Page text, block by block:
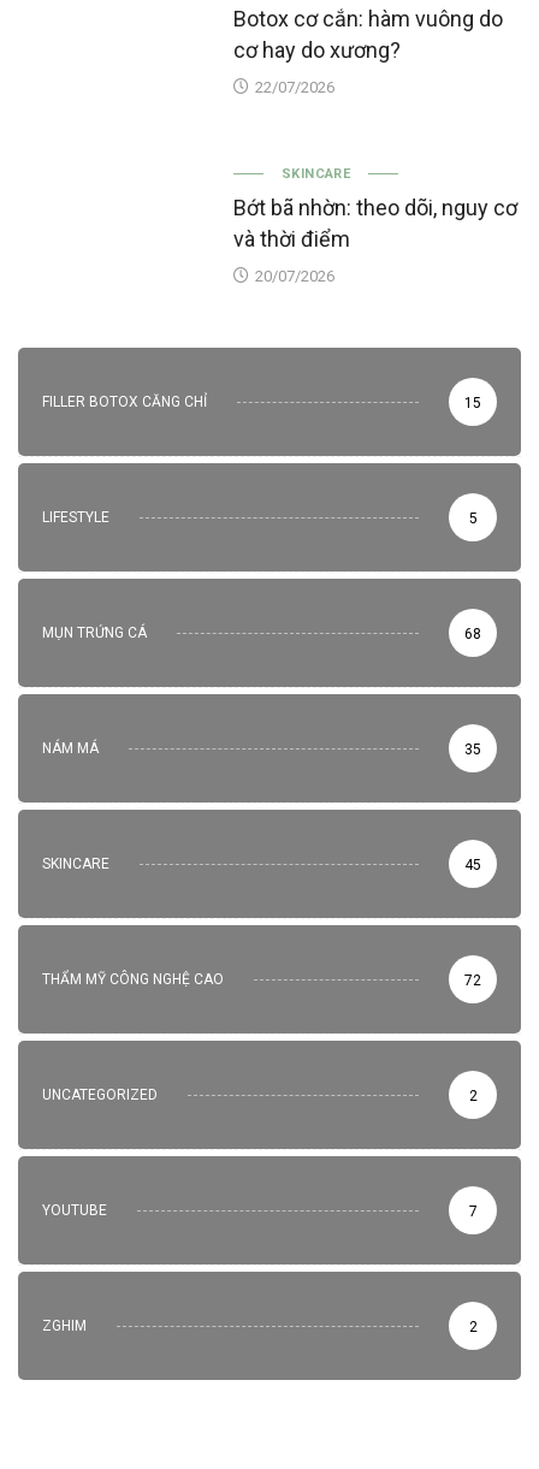
Botox cơ cắn: hàm vuông do
cơ hay do xương?
22/07/2026
SKINCARE
Bớt bã nhờn: theo dõi, nguy cơ
và thời điểm
20/07/2026
FILLER BOTOX CĂNG CHỈ 15
LIFESTYLE 5
MỤN TRỨNG CÁ 68
NÁM MÁ 35
SKINCARE 45
THẨM MỸ CÔNG NGHỆ CAO 72
UNCATEGORIZED 2
YOUTUBE 7
ZGHIM 2